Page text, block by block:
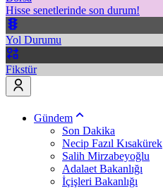
Hisse senetlerinde son durum!
Yol Durumu
Fikstür
Gündem
Son Dakika
Necip Fazıl Kısakürek
Salih Mirzabeyoğlu
Adalaet Bakanlığı
İçişleri Bakanlığı